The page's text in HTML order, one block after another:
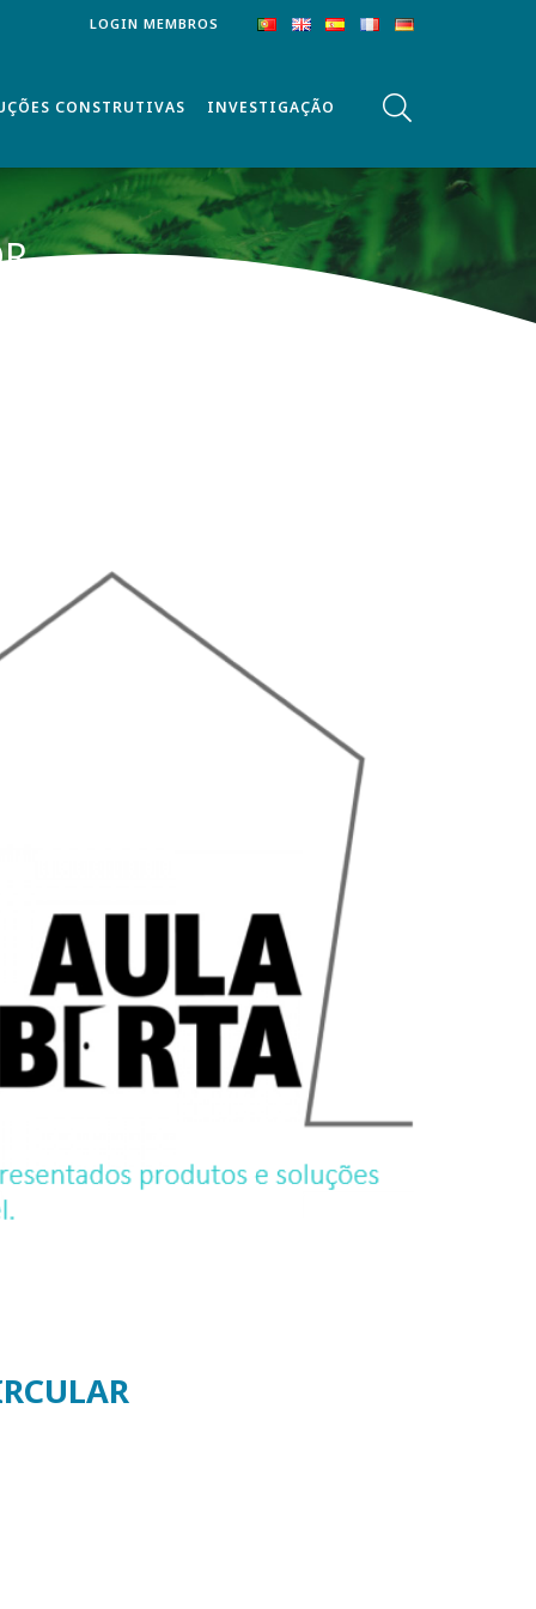
LOGIN MEMBROS
CONSTRUTIVAS INVESTIGAÇÃO